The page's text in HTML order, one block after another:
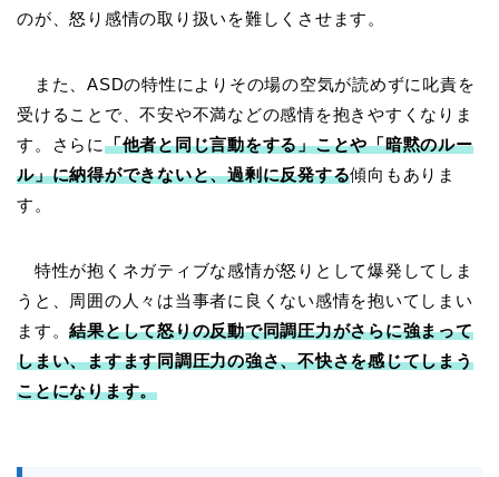
のが、怒り感情の取り扱いを難しくさせます。
また、ASDの特性によりその場の空気が読めずに叱責を
受けることで、不安や不満などの感情を抱きやすくなりま
す。さらに「他者と同じ言動をする」ことや「暗黙のルー
ル」に納得ができないと、過剰に反発する傾向もありま
す。
特性が抱くネガティブな感情が怒りとして爆発してしま
うと、周囲の人々は当事者に良くない感情を抱いてしまい
ます。結果として怒りの反動で同調圧力がさらに強まって
しまい、ますます同調圧力の強さ、不快さを感じてしまう
ことになります。